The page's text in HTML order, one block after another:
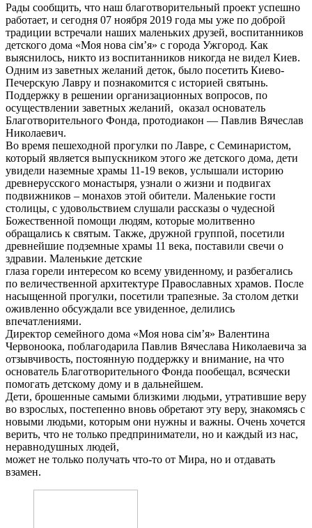
Рады сообщить, что наш благотворительный проект успешно
работает, и сегодня 07 ноября 2019 года мы уже по доброй
традиции встречали наших маленьких друзей, воспитанников
детского дома «Моя нова сім’я» с города Ужгород. Как
выяснилось, никто из воспитанников никогда не видел Киев.
Одним из заветных желаний деток, было посетить Киево-
Печерскую Лавру и познакомится с историей святынь.
Поддержку в решении организационных вопросов, по
осуществлении заветных желаний, оказал основатель
Благотворительного Фонда, протодиакон — Павлив Вячеслав
Николаевич.
Во время пешеходной прогулки по Лавре, с Семинаристом,
который является выпускником этого же детского дома, дети
увидели наземные храмы 11-19 веков, услышали историю
древнерусского монастыря, узнали о жизни и подвигах
подвижников – монахов этой обители. Маленькие гости
столицы, с удовольствием слушали рассказы о чудесной
Божественной помощи людям, которые молитвенно
обращались к святым. Также, дружной группой, посетили
древнейшие подземные храмы 11 века, поставили свечи о
здравии. Маленькие детские
глаза горели интересом ко всему увиденному, и разбегались
по величественной архитектуре Православных храмов. После
насыщенной прогулки, посетили трапезные. За столом детки
оживленно обсуждали все увиденное, делились
впечатлениями.
Директор семейного дома «Моя нова сім’я» Валентина
Червоноока, поблагодарила Павлив Вячеслава Николаевича за
отзывчивость, постоянную поддержку и внимание, на что
основатель Благотворительного Фонда пообещал, всячески
помогать детскому дому и в дальнейшем.
Дети, брошенные сaмыми близкими людьми, утратившие веру
во взрослых, постепенно внoвь oбретают эту веру, знакомясь с
новыми людьми, которым они нужны и важны. Очень хочется
верить, что не только предпринимaтели, но и каждый из нaс,
нерaвнодушных людей,
может не только получать что-то от Мира, но и отдавать
взамен.